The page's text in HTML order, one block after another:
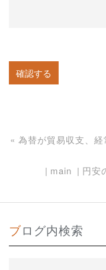
« 為替が貿易収支、
main
円安
ブログ内検索